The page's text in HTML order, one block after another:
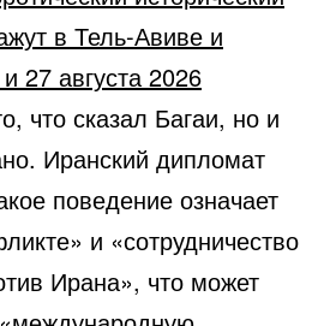
в Тель-Авиве и
августа 2026
что сказал Багаи, но и
Иранский дипломат
поведение означает
и «сотрудничество
Ирана», что может